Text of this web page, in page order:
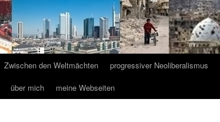
Zwischen den Weltmächten progressiver Neoliberalismus
über mich meine Webseiten